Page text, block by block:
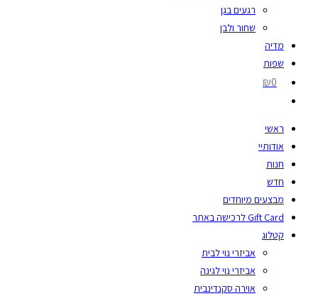
רגעים בגן
שחור ולבן
מדיה
שפות
₪0
ראשי
אודותיי
חנות
חדש
מבצעים מיוחדים
Gift Card לרכישה באתר
קטלוג
אביזרי נוי לבית
אביזרי נוי לגינה
אוירה סקנדינבית